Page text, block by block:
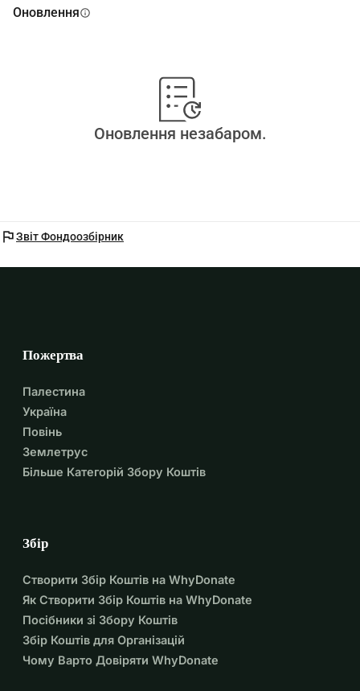
Оновленняinfo
Оновлення незабаром.
flagЗвіт Фондоозбірник
Пожертва
Палестина
Україна
Повінь
Землетрус
Більше Категорій Збору Коштів
Збір
Створити Збір Коштів на WhyDonate
Як Створити Збір Коштів на WhyDonate
Посібники зі Збору Коштів
Збір Коштів для Організацій
Чому Варто Довіряти WhyDonate